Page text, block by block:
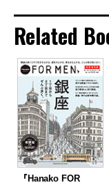
Related
『Hanako FOR